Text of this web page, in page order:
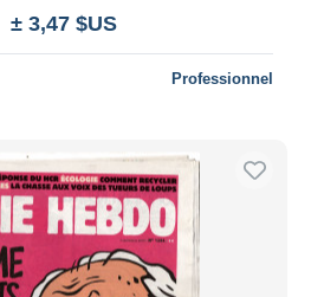
± 3,47 $US
Professionnel